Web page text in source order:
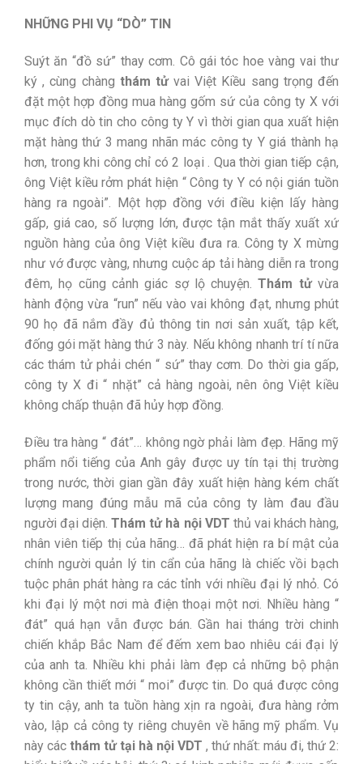
NHỮNG PHI VỤ “DÒ” TIN
Suýt ăn “đồ sứ” thay cơm. Cô gái tóc hoe vàng vai thư
ký , cùng chàng thám tửvai Việt Kiều sang trọng đến
đặt một hợp đồng mua hàng gốm sứ của công ty X với
mục đích dò tin cho công ty Y vì thời gian qua xuất hiện
mặt hàng thứ 3 mang nhãn mác công ty Y giá thành hạ
hơn, trong khi công chỉ có 2 loại . Qua thời gian tiếp cận,
ông Việt kiều rởm phát hiện “ Công ty Y có nội gián tuồn
hàng ra ngoài”. Một hợp đồng với điều kiện lấy hàng
gấp, giá cao, số lượng lớn, được tận mắt thấy xuất xứ
nguồn hàng của ông Việt kiều đưa ra. Công ty X mừng
như vớ được vàng, nhưng cuộc áp tải hàng diễn ra trong
đêm, họ cũng cảnh giác sợ lộ chuyện.Thám tửvừa
hành động vừa “run” nếu vào vai không đạt, nhưng phút
90 họ đã nắm đầy đủ thông tin nơi sản xuất, tập kết,
đống gói mặt hàng thứ 3 này. Nếu không nhanh trí tí nữa
các thám tử phải chén “ sứ” thay cơm. Do thời gia gấp,
công ty X đi “ nhặt” cả hàng ngoài, nên ông Việt kiều
không chấp thuận đã hủy hợp đồng.
Điều tra hàng “ đát”… không ngờ phải làm đẹp. Hãng mỹ
phẩm nổi tiếng của Anh gây được uy tín tại thị trường
trong nước, thời gian gần đây xuất hiện hàng kém chất
lượng mang đúng mẫu mã của công ty làm đau đầu
người đại diện.Thám tử hà nội VDT thủ vai khách hàng,
nhân viên tiếp thị của hãng… đã phát hiện ra bí mật của
chính người quản lý tin cẩn của hãng là chiếc vồi bạch
tuộc phân phát hàng ra các tỉnh với nhiều đại lý nhỏ. Có
khi đại lý một nơi mà điện thoại một nơi. Nhiều hàng “
đát” quá hạn vẫn được bán. Gần hai tháng trời chinh
chiến khắp Bắc Nam để đếm xem bao nhiêu cái đại lý
của anh ta. Nhiều khi phải làm đẹp cả những bộ phận
không cần thiết mới “ moi” được tin. Do quá được công
ty tin cậy, anh ta tuồn hàng xịn ra ngoài, đưa hàng rởm
vào, lập cả công ty riêng chuyên về hãng mỹ phẩm. Vụ
này các thám tử tại hà nội VDT , thứ nhất: máu đi, thứ 2: